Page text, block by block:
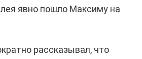
явно пошло Максиму на
рассказывал, что